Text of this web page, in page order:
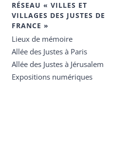
RÉSEAU « VILLES ET
VILLAGES DES JUSTES DE
FRANCE »
Lieux de mémoire
Allée des Justes à Paris
Allée des Justes à Jérusalem
Expositions numériques